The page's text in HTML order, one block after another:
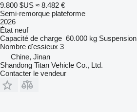
9.800 $US ≈ 8.482 €
Semi-remorque plateforme
2026
État neuf
Capacité de charge 60.000 kg Suspension
Nombre d'essieux 3
Chine, Jinan
Shandong Titan Vehicle Co., Ltd.
Contacter le vendeur